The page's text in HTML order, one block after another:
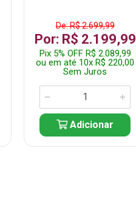
De: R$ 2.699,99
Por: R$ 2.199,99
Pix 5% OFF R$ 2.089,99
ou em até 10x R$ 220,00
Sem Juros
Adicionar